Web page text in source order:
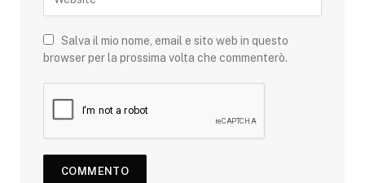
Salva il mio nome, email e sito web in questo
browser per la prossima volta che commenterò.